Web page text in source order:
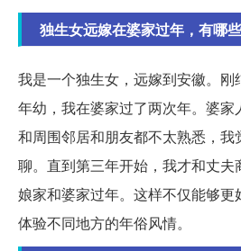
独生女远嫁在婆家过年，有哪
我是一个独生女，远嫁到安徽。刚
年幼，我在婆家过了两次年。婆
和周围邻居和朋友都不太熟悉，
聊。直到第三年开始，我才和丈夫
娘家和婆家过年。这样不仅能够更
体验不同地方的年俗风情。